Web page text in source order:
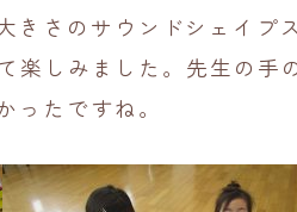
さのサウンドシェイプ
しみました。先生の手
たですね。